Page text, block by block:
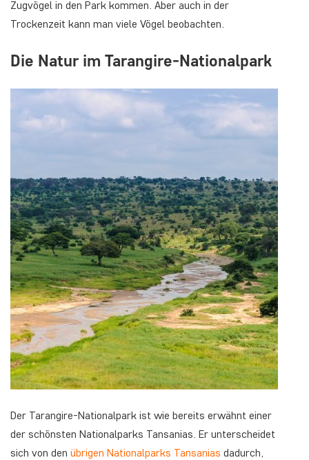
Zugvögel in den Park kommen. Aber auch in der
Trockenzeit kann man viele Vögel beobachten.
Die Natur im Tarangire-Nationalpark
Der Tarangire-Nationalpark ist wie bereits erwähnt einer
der schönsten Nationalparks Tansanias. Er unterscheidet
sich von den übrigen Nationalparks Tansanias dadurch,